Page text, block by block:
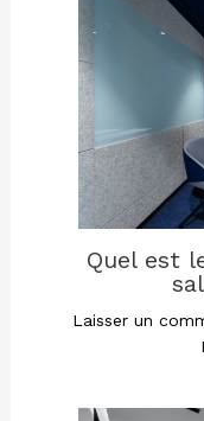
Quel est
Laisser un